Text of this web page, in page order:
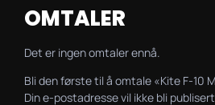
OMTALER
Det er ingen omtaler ennå.
Bli den første til å omtale «Kite F-10
Din e-postadresse vil ikke bli